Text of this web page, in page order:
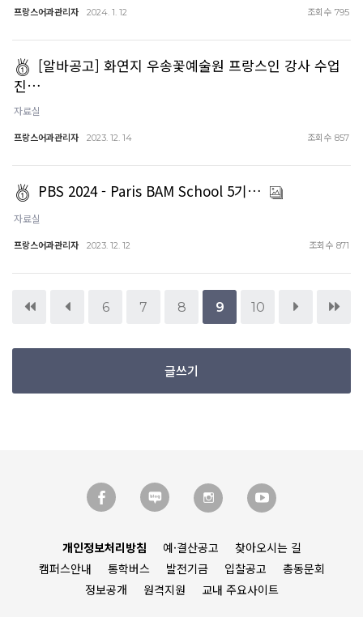
프랑스어과관리자 2024. 1. 12 조회수 795
[알바공고] 화연지 우송꽃예술원 프랑스인 강사 수업
진…
자료실
프랑스어과관리자 2023. 12. 14 조회수 857
PBS 2024 - Paris BAM School 5기…
자료실
프랑스어과관리자 2023. 12. 12 조회수 871
6 7 8 9 10
글쓰기
개인정보처리방침 예·결산공고
찾아오시는 길
캠퍼스안내
통학버스 발전기금 입찰공고
총동문회
정보공개
원격지원 교내 주요사이트